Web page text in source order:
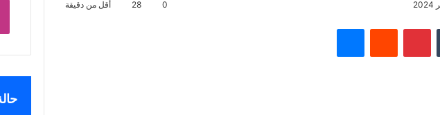
0
28 أقل من دقيقة
بينتيريست ماسنجر